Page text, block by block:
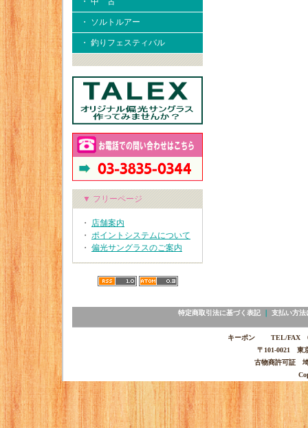
・ ソルトルアー
・ 釣りフェスティバル
▼ フリーページ
・ 店舗案内
・ ポイントシステムについて
・ 偏光サングラスのご案内
特定商取引法に基づく表記｜ 支払い方法
キーポン TEL/FAX
〒101-0021 東
古物商許可証